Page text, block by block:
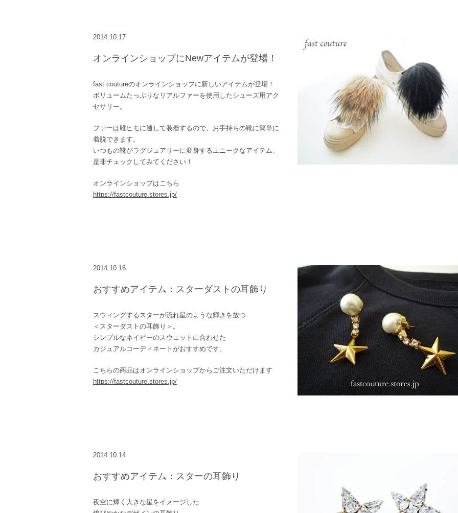
2014.10.17
オンラインショップにNewアイテムが登場！
fast coutureのオンラインショップに新しいアイテムが登場！
ボリュームたっぷりなリアルファーを使用したシューズ用アク
セサリー。
ファーは靴ヒモに通して装着するので、お手持ちの靴に簡単に
着脱できます。
いつもの靴がラグジュアリーに変身するユニークなアイテム、
是非チェックしてみてください！
オンラインショップはこちら
https://fastcouture.stores.jp/
2014.10.16
おすすめアイテム：スターダストの耳飾り
スウィングするスターが流れ星のような輝きを放つ
＜スターダストの耳飾り＞。
シンプルなネイビーのスウェットに合わせた
カジュアルコーディネートがおすすめです。
こちらの商品はオンラインショップからご注文いただけます
https://fastcouture.stores.jp/
2014.10.14
おすすめアイテム：スターの耳飾り
夜空に輝く大きな星をイメージした